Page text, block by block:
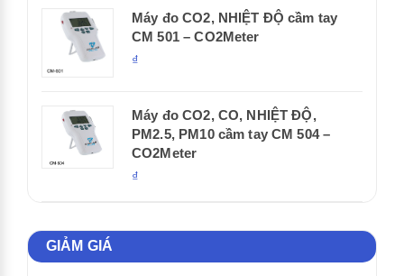
Máy đo CO2, NHIỆT ĐỘ cầm tay
CM 501 – CO2Meter
₫
Máy đo CO2, CO, NHIỆT ĐỘ,
PM2.5, PM10 cầm tay CM 504 –
CO2Meter
₫
GIẢM GIÁ